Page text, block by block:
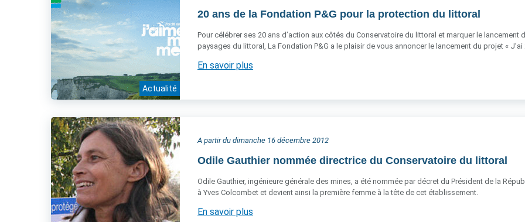
Actualité
20 ans de la Fondation P&G pour la protection du littoral
Pour célébrer ses 20 ans d’action aux côtés du Conservatoire du littoral et marquer le
paysages du littoral, La Fondation P&G a le plaisir de vous annoncer le lancement du projet « J’ai
En savoir plus
A partir du dimanche 16 décembre 2012
Odile Gauthier nommée directrice du Conservatoire du littoral
Odile Gauthier, ingénieure générale des mines, a été nommée par décret du Président de la
à Yves Colcombet et devient ainsi la première femme à la tête de cet établissement.
En savoir plus